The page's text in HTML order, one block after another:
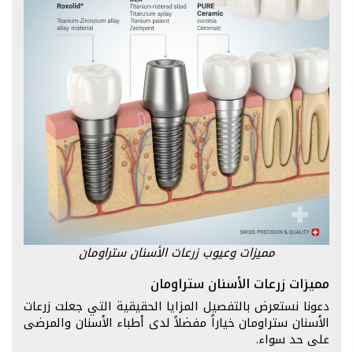
مميزات وعيوب زرعات الأسنان ستراومان
مميزات زرعات الأسنان ستراومان
دعونا نستعرض بالتفصيل المزايا الحقيقية التي جعلت زرعات
الأسنان ستراومان خياراً مفضلاً لدى أطباء الأسنان والمرضى
على حد سواء.